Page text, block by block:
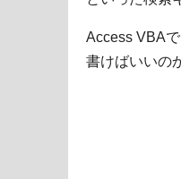
Access VBA
書けばいいの